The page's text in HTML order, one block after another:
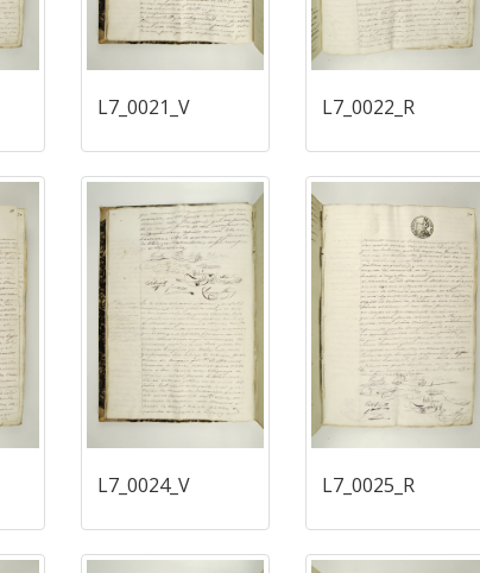
L7_0021_V L7_0022_R
L7_0024_V L7_0025_R